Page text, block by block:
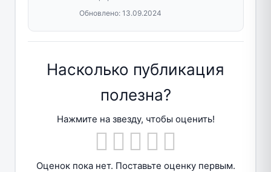
Обновлено: 13.09.2024
Насколько публикация
полезна?
Нажмите на звезду, чтобы оценить!
Оценок пока нет. Поставьте оценку первым.